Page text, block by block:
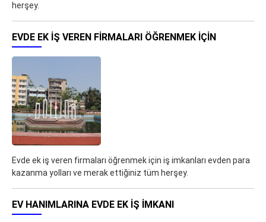
herşey.
EVDE EK IŞ VEREN FIRMALARI ÖĞRENMEK IÇIN
Evde ek iş veren firmaları öğrenmek için iş imkanları evden para
kazanma yolları ve merak ettiğiniz tüm herşey.
EV HANIMLARINA EVDE EK IŞ IMKANI